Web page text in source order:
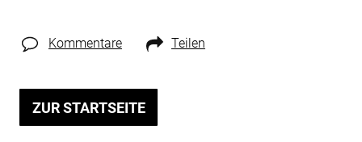
Kommentare Teilen
ZUR STARTSEITE